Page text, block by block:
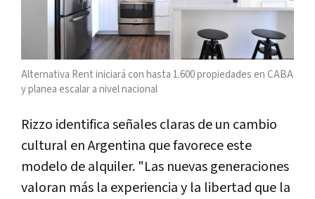
Alternativa Rent iniciará con hasta 1.600 propiedades en CABA
y planea escalar a nivel nacional
Rizzo identifica señales claras de un cambio
cultural en Argentina que favorece este
modelo de alquiler. "Las nuevas generaciones
valoran más la experiencia y la libertad que la